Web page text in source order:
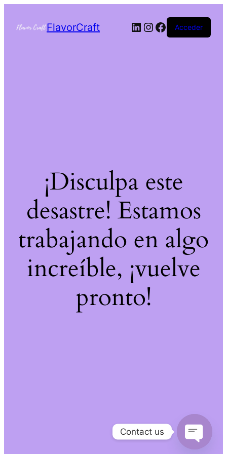
FlavorCraft Acceder
¡Disculpa este
desastre! Estamos
trabajando en algo
increíble, ¡vuelve
pronto!
Contact us